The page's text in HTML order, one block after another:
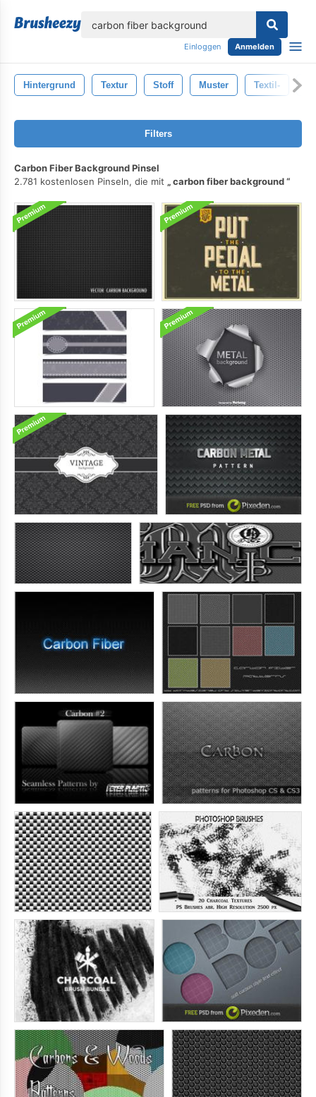
Einloggen Anmelden
Hintergrund Textur Stoff Muster Textil-
Filters
Carbon Fiber Background Pinsel
2.781 kostenlosen Pinseln, die mit
carbon fiber background